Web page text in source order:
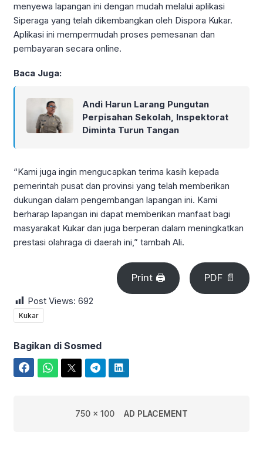
menyewa lapangan ini dengan mudah melalui aplikasi
Siperaga yang telah dikembangkan oleh Dispora Kukar.
Aplikasi ini mempermudah proses pemesanan dan
pembayaran secara online.
Baca Juga:
Andi Harun Larang Pungutan
Perpisahan Sekolah, Inspektorat
Diminta Turun Tangan
“Kami juga ingin mengucapkan terima kasih kepada
pemerintah pusat dan provinsi yang telah memberikan
dukungan dalam pengembangan lapangan ini. Kami
berharap lapangan ini dapat memberikan manfaat bagi
masyarakat Kukar dan juga berperan dalam meningkatkan
prestasi olahraga di daerah ini,” tambah Ali.
Print 🖨 PDF 📄
Post Views: 692
Kukar
Bagikan di Sosmed
750 x 100 AD PLACEMENT